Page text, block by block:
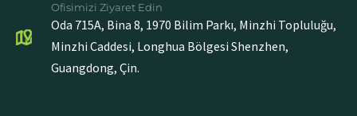
Ofisimizi Ziyaret Edin
Oda 715A, Bina 8, 1970 Bilim Parkı, Minzhi Topluluğu,
Minzhi Caddesi, Longhua Bölgesi Shenzhen,
Guangdong, Çin.